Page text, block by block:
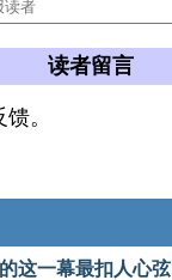
读者留言
。
这一幕最扣人心弦